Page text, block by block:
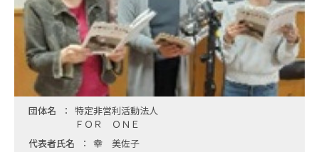
団体名
特定非営利活動法人
ＦＯＲ ＯＮＥ
代表者氏名
幸 美佐子